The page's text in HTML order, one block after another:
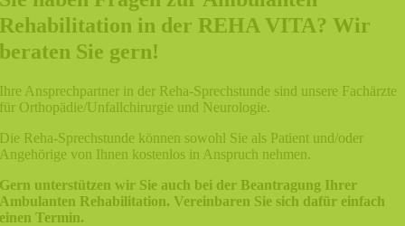
Rehabilitation in der REHA VITA? Wir
beraten Sie gern!
Ihre Ansprechpartner in der Reha-Sprechstunde sind unsere Fachärzte
für Orthopädie/Unfallchirurgie und Neurologie.
Die Reha-Sprechstunde können sowohl Sie als Patient und/oder
Angehörige von Ihnen kostenlos in Anspruch nehmen.
Gern unterstützen wir Sie auch bei der Beantragung Ihrer
Ambulanten Rehabilitation. Vereinbaren Sie sich dafür einfach
einen Termin.